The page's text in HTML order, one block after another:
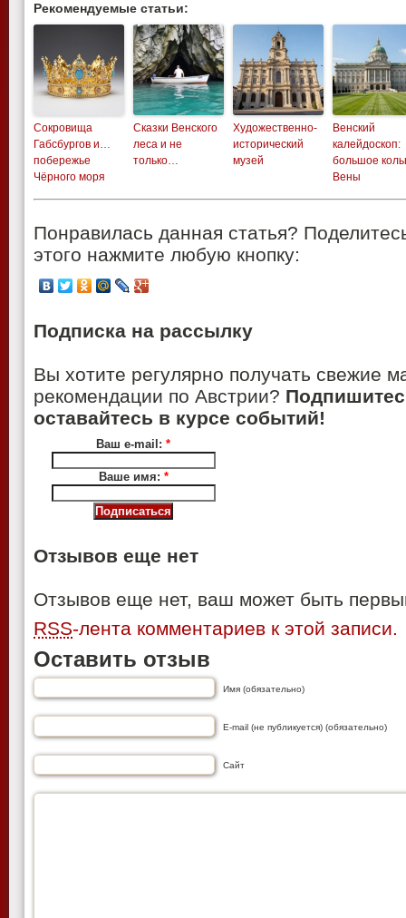
Рекомендуемые статьи:
Сокровища
Габсбургов и…
побережье
Чёрного моря
Сказки Венского
леса и не
только…
Художественно-
исторический
музей
Венский
калейдоскоп:
большое
Вены
Понравилась данная статья?
этого нажмите любую кнопку:
Подписка на рассылку
Вы хотите регулярно получать свежие
рекомендации по Австрии?
оставайтесь в курсе событий!
Ваш e-mail: *
Ваше имя: *
Отзывов еще нет
Отзывов еще нет, ваш может быть
RSS-лента комментариев к этой записи.
Оставить отзыв
Имя (обязательно)
E-mail (не публикуется) (обязательно)
Сайт